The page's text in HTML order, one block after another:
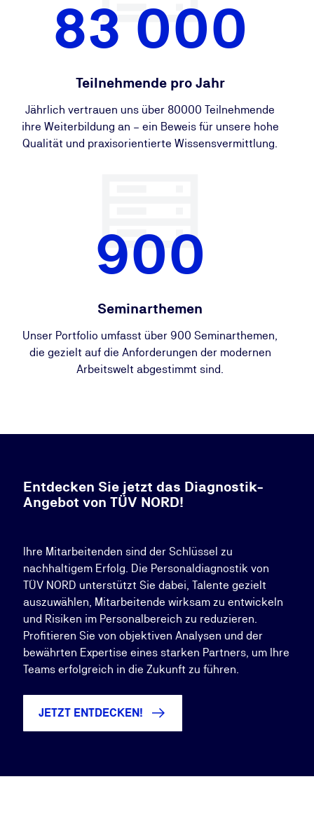
83 000
Teilnehmende pro Jahr
Jährlich vertrauen uns über 80000 Teilnehmende
ihre Weiterbildung an – ein Beweis für unsere hohe
Qualität und praxisorientierte Wissensvermittlung.
900
Seminarthemen
Unser Portfolio umfasst über 900 Seminarthemen,
die gezielt auf die Anforderungen der modernen
Arbeitswelt abgestimmt sind.
Entdecken Sie jetzt das Diagnostik-
Angebot von TÜV NORD!
Ihre Mitarbeitenden sind der Schlüssel zu
nachhaltigem Erfolg. Die Personaldiagnostik von
TÜV NORD unterstützt Sie dabei, Talente gezielt
auszuwählen, Mitarbeitende wirksam zu entwickeln
und Risiken im Personalbereich zu reduzieren.
Profitieren Sie von objektiven Analysen und der
bewährten Expertise eines starken Partners, um Ihre
Teams erfolgreich in die Zukunft zu führen.
JETZT ENTDECKEN!